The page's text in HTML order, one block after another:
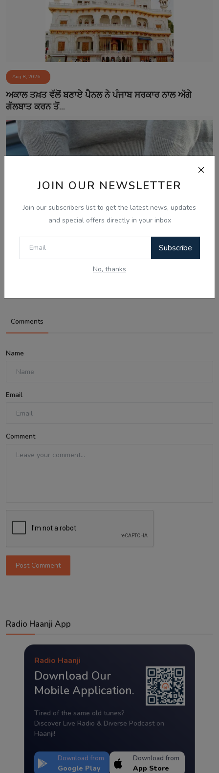
JOIN OUR NEWSLETTER
Join our subscribers list to get the latest news, updates
and special offers directly in your inbox
Subscribe
No, thanks
Aug 8, 2026
ਅਕਾਲ ਤਖ਼ਤ ਵੱਲੋਂ ਬਣਾਏ ਪੈਨਲ ਨੇ ਪੰਜਾਬ ਸਰਕਾਰ ਨਾਲ ਅੱਗੇ
ਗੱਲਬਾਤ ਕਰਨ ਤੋਂ...
Aug 8, 2026
ਅੰਮ੍ਰਿਤਸਰ 'ਚ ਸਰਹੱਦ ਪਾਰੋਂ ਨਸ਼ੇ ਤੇ ਹਥਿਆਰਾਂ ਦੀ ਤਸਕਰੀ ਕਰਨ
Comments
Name
Email
Comment
Post Comment
Radio Haanji App
Radio Haanji
Download Our
Mobile Application.
Tired of the same old tunes?
Discover Live Radio & Diverse Podcast on
Haanji!
Download from
Google Play
Download from
App Store